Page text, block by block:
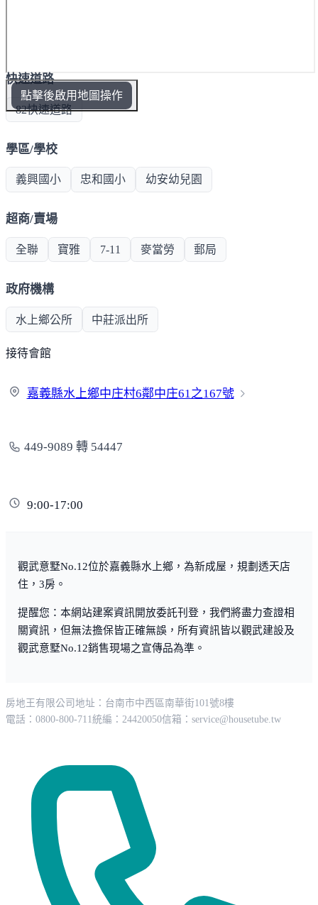
點擊後啟用地圖操作
快速道路
82快速道路
學區/學校
義興國小 忠和國小 幼安幼兒園
超商/賣場
全聯 寶雅 7-11 麥當勞 郵局
政府機構
水上鄉公所 中莊派出所
接待會館
嘉義縣水上鄉中庄村6鄰中庄61之167號
449-9089 轉 54447
9:00-17:00
觀武意墅No.12位於嘉義縣水上鄉，為新成屋，規劃透天店
住，3房。
提醒您：本網站建案資訊開放委託刊登，我們將盡力查證相
關資訊，但無法擔保皆正確無誤，所有資訊皆以觀武建設及
觀武意墅No.12銷售現場之宣傳品為準。
房地王有限公司 地址：台南市中西區南華街101號8樓
電話：0800-800-711 統編：24420050信箱： service@housetube.tw